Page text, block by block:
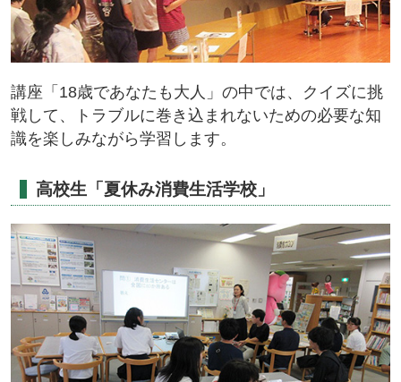
講座「18歳であなたも大人」の中では、クイズに挑
戦して、トラブルに巻き込まれないための必要な知
識を楽しみながら学習します。
高校生「夏休み消費生活学校」